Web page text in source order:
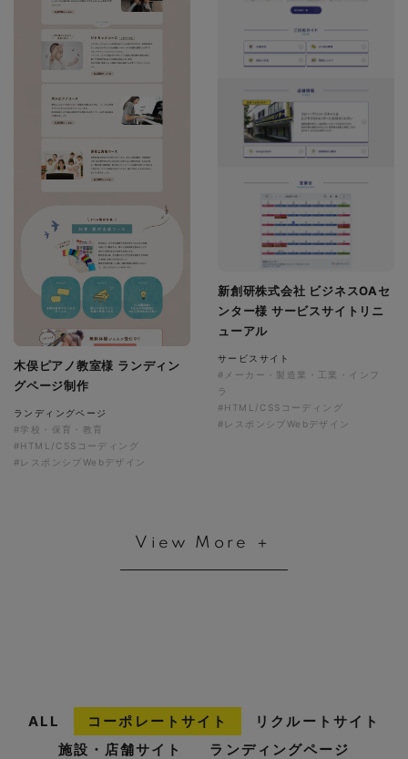
新創研株式会社 ビジネスOAセ
ンター様 サービスサイトリニ
ューアル
サービスサイト
#メーカー・製造業・工業・インフ
ラ
#HTML/CSSコーディング
#レスポンシブWebデザイン
木俣ピアノ教室様 ランディン
グページ制作
ランディングページ
#学校・保育・教育
#HTML/CSSコーディング
#レスポンシブWebデザイン
View More ＋
ALL コーポレートサイト
リクルートサイト
施設・店舗サイト
ランディングページ